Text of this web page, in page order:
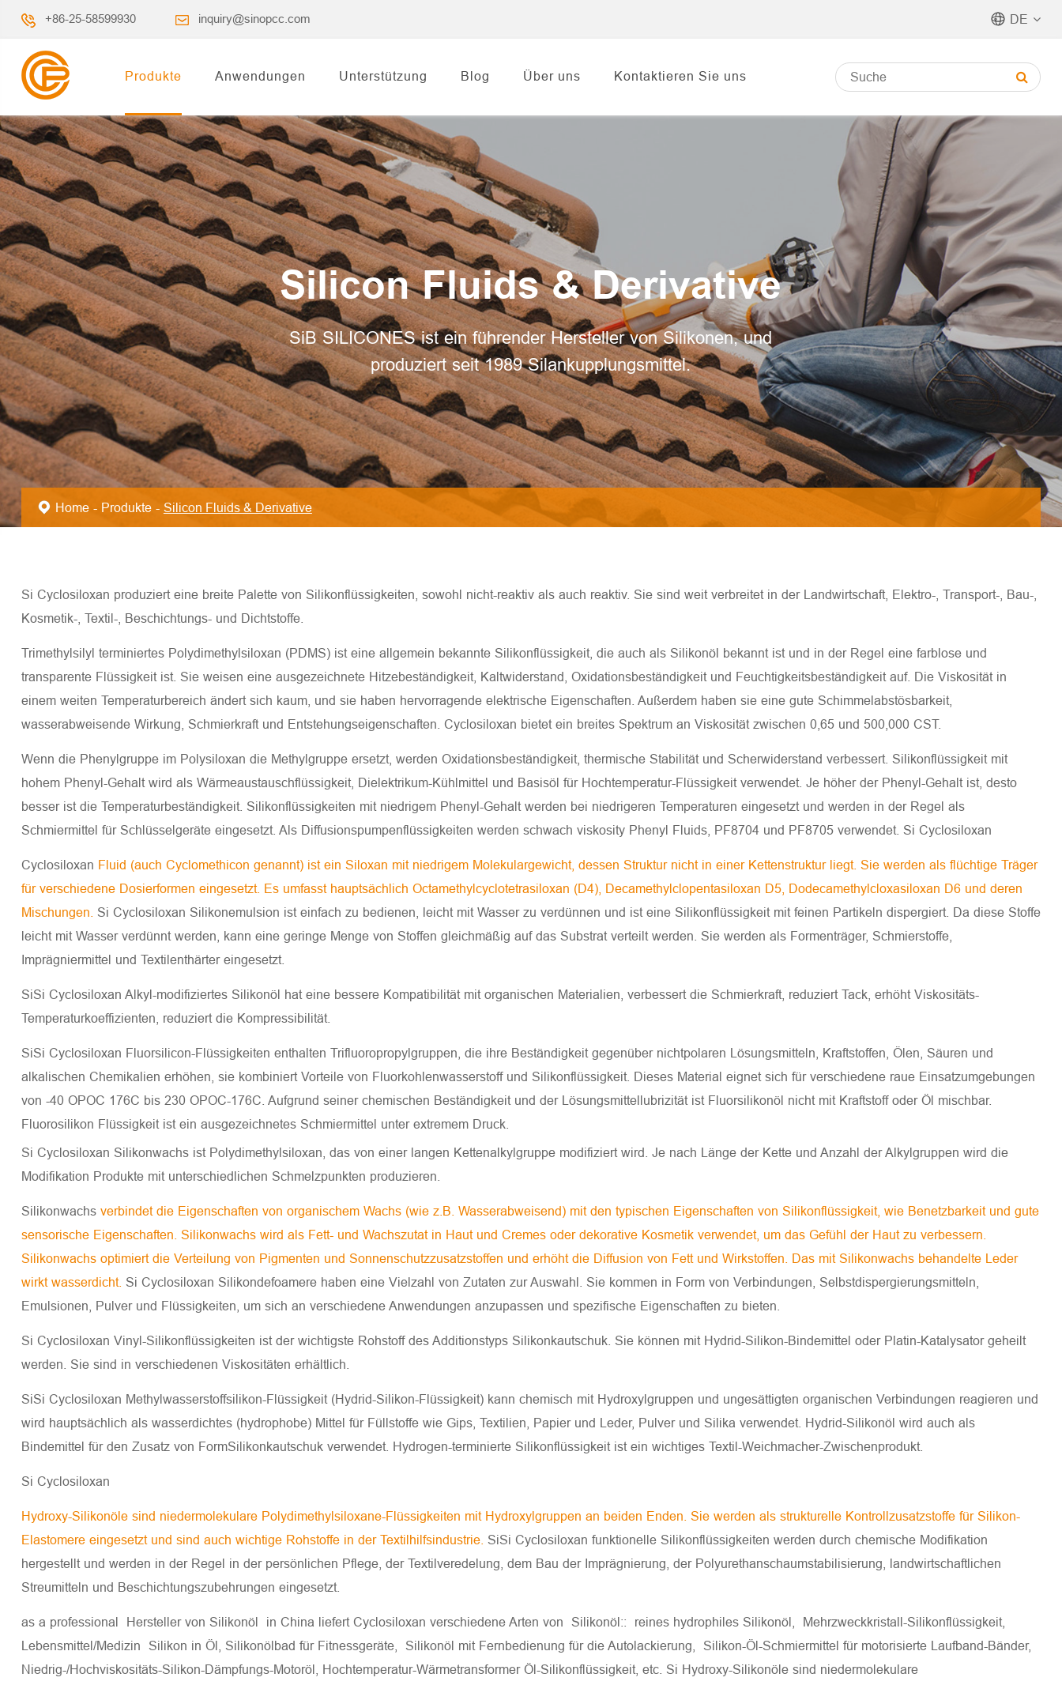
+86-25-58599930 inquiry@sinopcc.com DE
Produkte Anwendungen Unterstützung Blog Über uns Kontaktieren Sie uns
Silicon Fluids & Derivative
SiB SILICONES ist ein führender Hersteller von Silikonen, und
produziert seit 1989 Silankupplungsmittel.
Home Produkte Silicon Fluids & Derivative
Si Cyclosiloxan produziert eine breite Palette von Silikonflüssigkeiten, sowohl nicht-reaktiv als auch reaktiv. Sie sind weit verbreitet in der Landwirtschaft, Elektro-, Transport-, Bau-,
Kosmetik-, Textil-, Beschichtungs- und Dichtstoffe.
Trimethylsilyl terminiertes Polydimethylsiloxan (PDMS) ist eine allgemein bekannte Silikonflüssigkeit, die auch als Silikonöl bekannt ist und in der Regel eine farblose und
transparente Flüssigkeit ist. Sie weisen eine ausgezeichnete Hitzebeständigkeit, Kaltwiderstand, Oxidationsbeständigkeit und Feuchtigkeitsbeständigkeit auf. Die Viskosität in
einem weiten Temperaturbereich ändert sich kaum, und sie haben hervorragende elektrische Eigenschaften. Außerdem haben sie eine gute Schimmelabstösbarkeit,
wasserabweisende Wirkung, Schmierkraft und Entstehungseigenschaften. Cyclosiloxan bietet ein breites Spektrum an Viskosität zwischen 0,65 und 500,000 CST.
Wenn die Phenylgruppe im Polysiloxan die Methylgruppe ersetzt, werden Oxidationsbeständigkeit, thermische Stabilität und Scherwiderstand verbessert. Silikonflüssigkeit mit
hohem Phenyl-Gehalt wird als Wärmeaustauschflüssigkeit, Dielektrikum-Kühlmittel und Basisöl für Hochtemperatur-Flüssigkeit verwendet. Je höher der Phenyl-Gehalt ist, desto
besser ist die Temperaturbeständigkeit. Silikonflüssigkeiten mit niedrigem Phenyl-Gehalt werden bei niedrigeren Temperaturen eingesetzt und werden in der Regel als
Schmiermittel für Schlüsselgeräte eingesetzt. Als Diffusionspumpenflüssigkeiten werden schwach viskosity Phenyl Fluids, PF8704 und PF8705 verwendet. Si Cyclosiloxan
Cyclosiloxan Fluid (auch Cyclomethicon genannt) ist ein Siloxan mit niedrigem Molekulargewicht, dessen Struktur nicht in einer Kettenstruktur liegt. Sie werden als flüchtige Träger
für verschiedene Dosierformen eingesetzt. Es umfasst hauptsächlich Octamethylcyclotetrasiloxan (D4), Decamethylclopentasiloxan D5, Dodecamethylcloxasiloxan D6 und deren
Mischungen. Si Cyclosiloxan Silikonemulsion ist einfach zu bedienen, leicht mit Wasser zu verdünnen und ist eine Silikonflüssigkeit mit feinen Partikeln dispergiert. Da diese Stoffe
leicht mit Wasser verdünnt werden, kann eine geringe Menge von Stoffen gleichmäßig auf das Substrat verteilt werden. Sie werden als Formenträger, Schmierstoffe,
Imprägniermittel und Textilenthärter eingesetzt.
SiSi Cyclosiloxan Alkyl-modifiziertes Silikonöl hat eine bessere Kompatibilität mit organischen Materialien, verbessert die Schmierkraft, reduziert Tack, erhöht Viskositäts-
Temperaturkoeffizienten, reduziert die Kompressibilität.
SiSi Cyclosiloxan Fluorsilicon-Flüssigkeiten enthalten Trifluoropropylgruppen, die ihre Beständigkeit gegenüber nichtpolaren Lösungsmitteln, Kraftstoffen, Ölen, Säuren und
alkalischen Chemikalien erhöhen, sie kombiniert Vorteile von Fluorkohlenwasserstoff und Silikonflüssigkeit. Dieses Material eignet sich für verschiedene raue Einsatzumgebungen
von -40 OPOC 176C bis 230 OPOC-176C. Aufgrund seiner chemischen Beständigkeit und der Lösungsmittellubrizität ist Fluorsilikonöl nicht mit Kraftstoff oder Öl mischbar.
Fluorosilikon Flüssigkeit ist ein ausgezeichnetes Schmiermittel unter extremem Druck.
Si Cyclosiloxan Silikonwachs ist Polydimethylsiloxan, das von einer langen Kettenalkylgruppe modifiziert wird. Je nach Länge der Kette und Anzahl der Alkylgruppen wird die
Modifikation Produkte mit unterschiedlichen Schmelzpunkten produzieren.
Silikonwachs verbindet die Eigenschaften von organischem Wachs (wie z.B. Wasserabweisend) mit den typischen Eigenschaften von Silikonflüssigkeit, wie Benetzbarkeit und gute
sensorische Eigenschaften. Silikonwachs wird als Fett- und Wachszutat in Haut und Cremes oder dekorative Kosmetik verwendet, um das Gefühl der Haut zu verbessern.
Silikonwachs optimiert die Verteilung von Pigmenten und Sonnenschutzzusatzstoffen und erhöht die Diffusion von Fett und Wirkstoffen. Das mit Silikonwachs behandelte Leder
wirkt wasserdicht. Si Cyclosiloxan Silikondefoamere haben eine Vielzahl von Zutaten zur Auswahl. Sie kommen in Form von Verbindungen, Selbstdispergierungsmitteln,
Emulsionen, Pulver und Flüssigkeiten, um sich an verschiedene Anwendungen anzupassen und spezifische Eigenschaften zu bieten.
Si Cyclosiloxan Vinyl-Silikonflüssigkeiten ist der wichtigste Rohstoff des Additionstyps Silikonkautschuk. Sie können mit Hydrid-Silikon-Bindemittel oder Platin-Katalysator geheilt
werden. Sie sind in verschiedenen Viskositäten erhältlich.
SiSi Cyclosiloxan Methylwasserstoffsilikon-Flüssigkeit (Hydrid-Silikon-Flüssigkeit) kann chemisch mit Hydroxylgruppen und ungesättigten organischen Verbindungen reagieren und
wird hauptsächlich als wasserdichtes (hydrophobe) Mittel für Füllstoffe wie Gips, Textilien, Papier und Leder, Pulver und Silika verwendet. Hydrid-Silikonöl wird auch als
Bindemittel für den Zusatz von FormSilikonkautschuk verwendet. Hydrogen-terminierte Silikonflüssigkeit ist ein wichtiges Textil-Weichmacher-Zwischenprodukt.
Si Cyclosiloxan
Hydroxy-Silikonöle sind niedermolekulare Polydimethylsiloxane-Flüssigkeiten mit Hydroxylgruppen an beiden Enden. Sie werden als strukturelle Kontrollzusatzstoffe für Silikon-
Elastomere eingesetzt und sind auch wichtige Rohstoffe in der Textilhilfsindustrie. SiSi Cyclosiloxan funktionelle Silikonflüssigkeiten werden durch chemische Modifikation
hergestellt und werden in der Regel in der persönlichen Pflege, der Textilveredelung, dem Bau der Imprägnierung, der Polyurethanschaumstabilisierung, landwirtschaftlichen
Streumitteln und Beschichtungszubehrungen eingesetzt.
as a professional Hersteller von Silikonöl in China liefert Cyclosiloxan verschiedene Arten von Silikonöl:: reines hydrophiles Silikonöl, Mehrzweckkristall-Silikonflüssigkeit,
Lebensmittel/Medizin Silikon in Öl, Silikonölbad für Fitnessgeräte, Silikonöl mit Fernbedienung für die Autolackierung, Silikon-Öl-Schmiermittel für motorisierte Laufband-Bänder,
Niedrig-/Hochviskositäts-Silikon-Dämpfungs-Motoröl, Hochtemperatur-Wärmetransformer Öl-Silikonflüssigkeit, etc. Si Hydroxy-Silikonöle sind niedermolekulare